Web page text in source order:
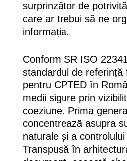
surprinzător de
care ar trebui să ne
informația.
Conform SR ISO
standardul de referință
pentru CPTED în
medii sigure prin
coeziune. Prima
concentrează asupra
naturale și a controlului
Transpusă în